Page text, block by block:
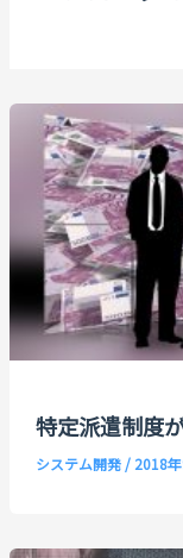
特定派遣制度
システム開発/ 2018